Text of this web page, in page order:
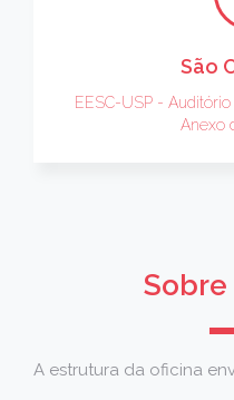
São
EESC-USP -
Anexo
Sobre
A estrutura da oficina